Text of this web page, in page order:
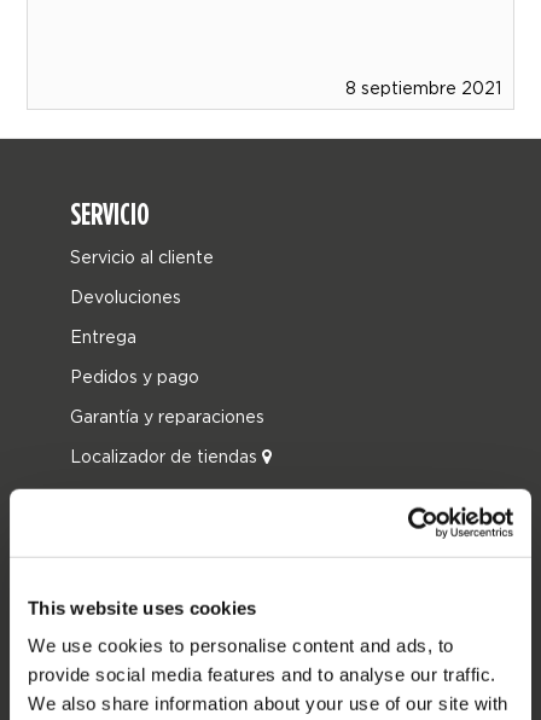
This website uses cookies
We use cookies to personalise content and ads, to
provide social media features and to analyse our traffic.
We also share information about your use of our site with
8 septiembre 2021
SERVICIO
Servicio al cliente
Devoluciones
Entrega
Pedidos y pago
Garantía y reparaciones
Localizador de tiendas
JOBE SPORTS
Acerca de Jobe
Carrera
Interés en distribución